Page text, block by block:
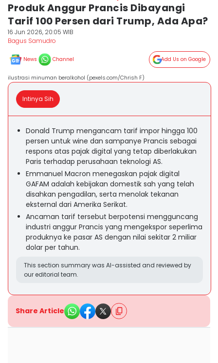
Produk Anggur Prancis Dibayangi
Tarif 100 Persen dari Trump, Ada Apa?
16 Jun 2026, 20:05 WIB
Bagus Samudro
News Channel Add Us on Google
ilustrasi minuman beralkohol (pexels.com/Chrish F)
Intinya Sih
Donald Trump mengancam tarif impor hingga 100
persen untuk wine dan sampanye Prancis sebagai
respons atas pajak digital yang tetap diberlakukan
Paris terhadap perusahaan teknologi AS.
Emmanuel Macron menegaskan pajak digital
GAFAM adalah kebijakan domestik sah yang telah
disahkan pengadilan, serta menolak tekanan
eksternal dari Amerika Serikat.
Ancaman tarif tersebut berpotensi mengguncang
industri anggur Prancis yang mengekspor seperlima
produknya ke pasar AS dengan nilai sekitar 2 miliar
dolar per tahun.
This section summary was AI-assisted and reviewed by
our editorial team.
Share Article